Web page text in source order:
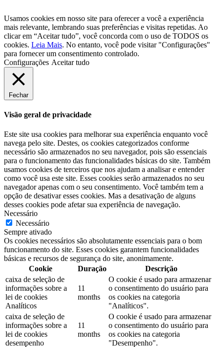
Usamos cookies em nosso site para oferecer a você a experiência
mais relevante, lembrando suas preferências e visitas repetidas. Ao
clicar em “Aceitar tudo”, você concorda com o uso de TODOS os
cookies. Leia Mais. No entanto, você pode visitar "Configurações"
para fornecer um consentimento controlado.
Configurações Aceitar tudo
Fechar
Visão geral de privacidade
Este site usa cookies para melhorar sua experiência enquanto você
navega pelo site. Destes, os cookies categorizados conforme
necessário são armazenados no seu navegador, pois são essenciais
para o funcionamento das funcionalidades básicas do site. Também
usamos cookies de terceiros que nos ajudam a analisar e entender
como você usa este site. Esses cookies serão armazenados no seu
navegador apenas com o seu consentimento. Você também tem a
opção de desativar esses cookies. Mas a desativação de alguns
desses cookies pode afetar sua experiência de navegação.
Necessário
Necessário
Sempre ativado
Os cookies necessários são absolutamente essenciais para o bom
funcionamento do site. Esses cookies garantem funcionalidades
básicas e recursos de segurança do site, anonimamente.
Cookie
Duração
Descrição
caixa de seleção de
informações sobre a
lei de cookies
Analíticos
11
months
O cookie é usado para armazenar
o consentimento do usuário para
os cookies na categoria
"Analíticos".
caixa de seleção de
informações sobre a
lei de cookies
desempenho
11
months
O cookie é usado para armazenar
o consentimento do usuário para
os cookies na categoria
"Desempenho".